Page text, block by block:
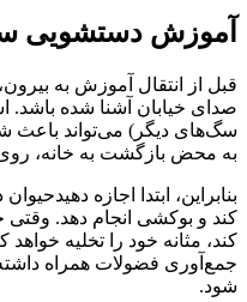
آموزش دستشویی
قبل از انتقال آموزش به
صدای خیابان آشنا شده
سگ‌های دیگر) می‌تواند باعث
به محض بازگشت به خانه،
بنابراین، ابتدا اجازه
کند و بوکشی انجام دهد.
کند، مثانه خود را تخلیه
جمع‌آوری فضولات همراه
شود.